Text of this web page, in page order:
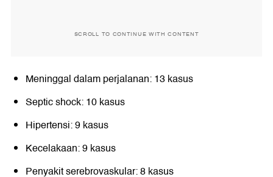
SCROLL TO CONTINUE WITH CONTENT
Meninggal dalam perjalanan: 13 kasus
Septic shock: 10 kasus
Hipertensi: 9 kasus
Kecelakaan: 9 kasus
Penyakit serebrovaskular: 8 kasus